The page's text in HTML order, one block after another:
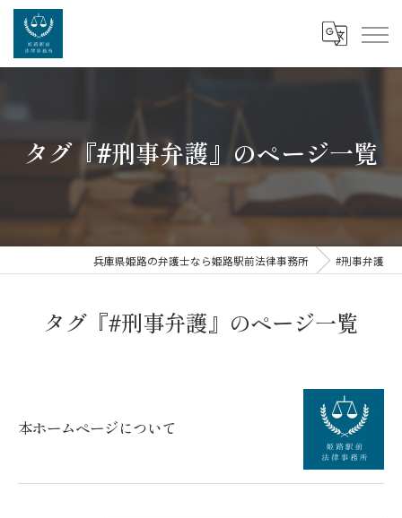
タグ『#刑事弁護』のページ一覧
兵庫県姫路の弁護士なら姫路駅前法律事務所 #刑事弁護
タグ『#刑事弁護』のページ一覧
本ホームページについて